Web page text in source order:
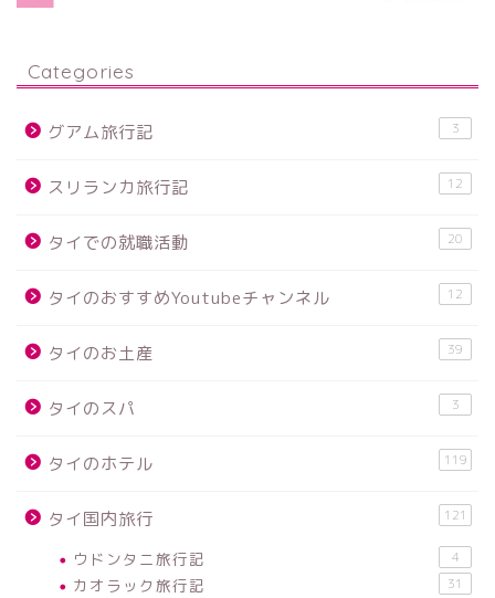
Categories
グアム旅行記 3
スリランカ旅行記 12
タイでの就職活動 20
タイのおすすめYoutubeチャンネル 12
タイのお土産 39
タイのスパ 3
タイのホテル 119
タイ国内旅行 121
ウドンタニ旅行記 4
カオラック旅行記 31